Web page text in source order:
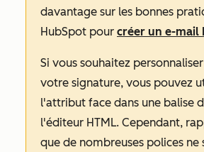
davantage sur les bonnes
HubSpot pour créer un e-mail
Si vous souhaitez
votre signature, vous pouvez
l'attribut face dans une balise
l'éditeur HTML. Cependant,
que de nombreuses polices ne